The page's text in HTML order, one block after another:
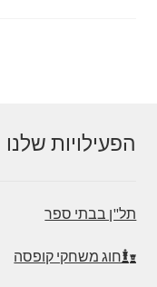
הפעילויות שלנו
תל"ן בבתי ספר
חוג משחקי קופסה